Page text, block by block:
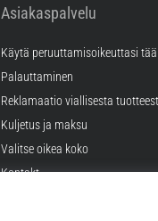
Asiakaspalvelu
Käytä peruuttamisoikeuttasi
Palauttaminen
Reklamaatio viallisesta
Kuljetus ja maksu
Valitse oikea koko
Kontakt